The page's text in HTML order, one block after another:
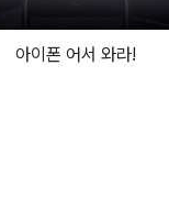
아이폰 어서 와라!